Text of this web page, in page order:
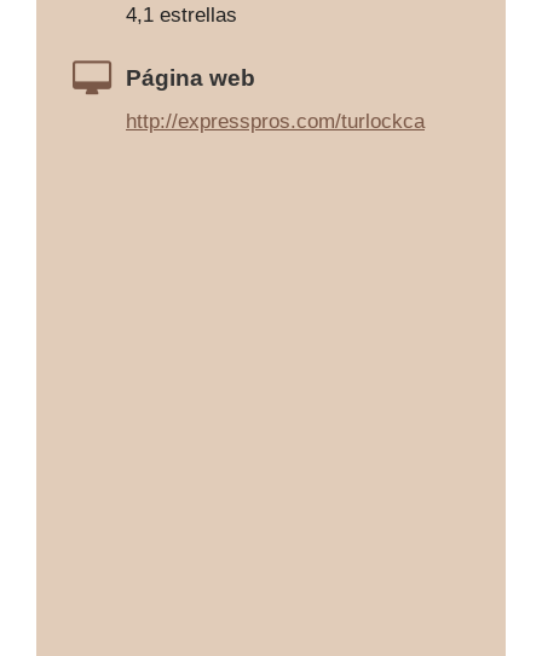
4,1 estrellas
Página web
http://expresspros.com/turlockca